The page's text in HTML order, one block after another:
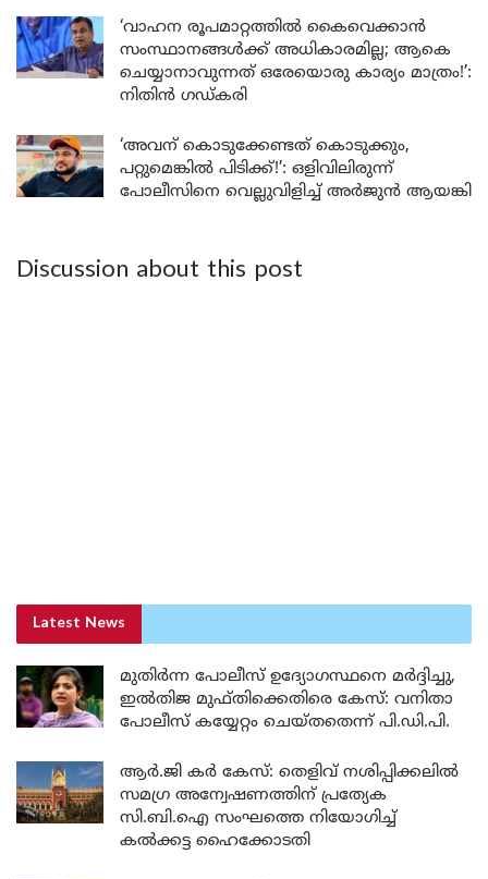
‘വാഹന രൂപമാറ്റത്തിൽ കൈവെക്കാൻ
സംസ്ഥാനങ്ങൾക്ക് അധികാരമില്ല; ആകെ
ചെയ്യാനാവുന്നത് ഒരേയൊരു കാര്യം മാത്രം!’:
നിതിൻ ഗഡ്കരി
‘അവന് കൊടുക്കേണ്ടത് കൊടുക്കും,
പറ്റുമെങ്കിൽ പിടിക്ക്!’: ഒളിവിലിരുന്ന്
പോലീസിനെ വെല്ലുവിളിച്ച് അർജുൻ ആയങ്കി
Discussion about this post
Latest News
മുതിർന്ന പോലീസ് ഉദ്യോഗസ്ഥനെ മർദ്ദിച്ചു,
ഇൽതിജ മുഫ്തിക്കെതിരെ കേസ്: വനിതാ
പോലീസ് കയ്യേറ്റം ചെയ്തതെന്ന് പി.ഡി.പി.
ആർ.ജി കർ കേസ്: തെളിവ് നശിപ്പിക്കലിൽ
സമഗ്ര അന്വേഷണത്തിന് പ്രത്യേക
സി.ബി.ഐ സംഘത്തെ നിയോഗിച്ച്
കൽക്കട്ട ഹൈക്കോടതി